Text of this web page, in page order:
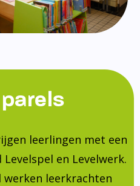
leerlingen met een
en Levelwerk.
werken leerkrachten